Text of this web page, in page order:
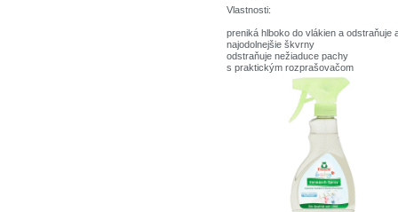
Vlastnosti:
preniká hlboko do vlákien a odstraňuje
najodolnejšie škvrny
odstraňuje nežiaduce pachy
s praktickým rozprašovačom
prípravok vhodný aj na detskú bielizeň
Pred praním naneste prípravok na
nechajte chvíľu pôsobiť a následne
v práčke ako obvykle.